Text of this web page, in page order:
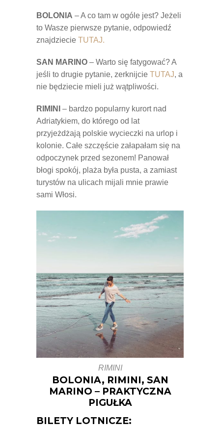
BOLONIA – A co tam w ogóle jest? Jeżeli
to Wasze pierwsze pytanie, odpowiedź
znajdziecie TUTAJ.
SAN MARINO – Warto się fatygować? A
jeśli to drugie pytanie, zerknijcie TUTAJ, a
nie będziecie mieli już wątpliwości.
RIMINI
– bardzo popularny kurort nad
Adriatykiem, do którego od lat
przyjeżdżają polskie wycieczki na urlop i
kolonie. Całe szczęście załapałam się na
odpoczynek przed sezonem! Panował
błogi spokój, plaża była pusta, a zamiast
turystów na ulicach mijali mnie prawie
sami Włosi.
RIMINI
BOLONIA, RIMINI, SAN
MARINO – PRAKTYCZNA
PIGUŁKA
BILETY LOTNICZE: